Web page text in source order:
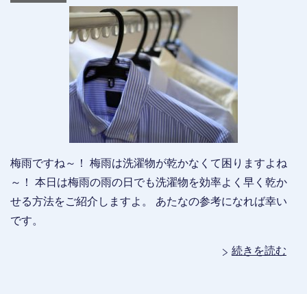
梅雨ですね～！ 梅雨は洗濯物が乾かなくて困りますよね
～！ 本日は梅雨の雨の日でも洗濯物を効率よく早く乾か
せる方法をご紹介しますよ。 あたなの参考になれば幸い
です。
続きを読む